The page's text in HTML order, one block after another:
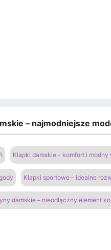
– najmodniejsze
Klapki damskie - komfort i
Klapki sportowe – idealne
damskie – nieodłączny element